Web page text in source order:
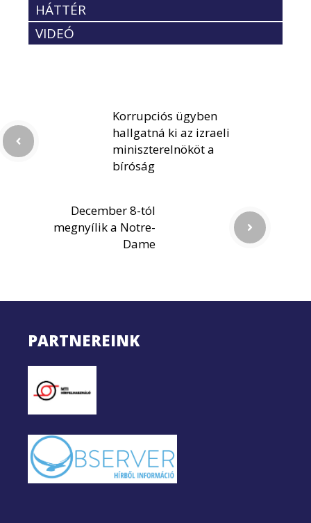
HÁTTÉR
VIDEÓ
Korrupciós ügyben
hallgatná ki az izraeli
miniszterelnököt a
bíróság
December 8-tól
megnyílik a Notre-
Dame
PARTNEREINK